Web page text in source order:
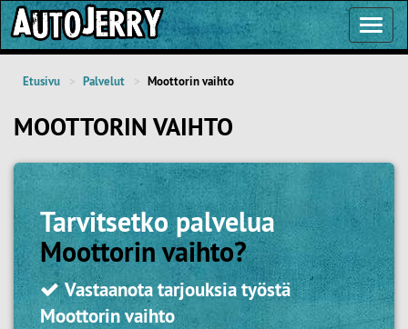
Etusivu Palvelut Moottorin vaihto
MOOTTORIN VAIHTO
Tarvitsetko palvelua
Moottorin vaihto?
Vastaanota tarjouksia työstä
Moottorin vaihto